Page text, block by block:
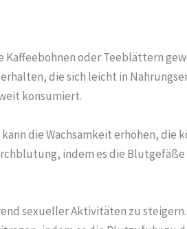
oder Teeblättern
die sich leicht in
konsumiert.
die Wachsamkeit erhöhen, die
indem es die
sexueller Aktivitäten zu